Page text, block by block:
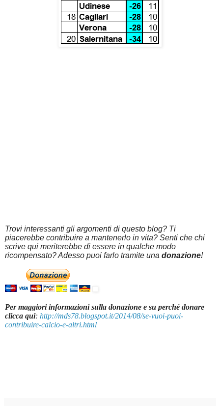
Trovi interessanti gli argomenti di questo blog? Ti
piacerebbe contribuire a mantenerlo in vita? Senti che chi
scrive qui meriterebbe di essere in qualche modo
ricompensato? Adesso puoi farlo tramite una donazione!
Per maggiori informazioni sulla donazione e su perché donare
clicca qui: http://mds78.blogspot.it/2014/08/se-vuoi-puoi-
contribuire-calcio-e-altri.html